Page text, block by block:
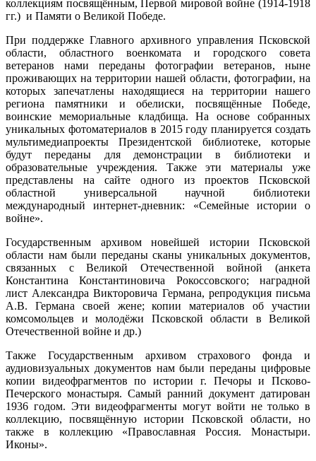
коллекциям посвящённым, Первой мировой войне (1914-1918
гг.) и Памяти о Великой Победе.
При поддержке Главного архивного управления Псковской
области, областного военкомата и городского совета
ветеранов нами переданы фотографии ветеранов, ныне
проживающих на территории нашей области, фотографии, на
которых запечатлены находящиеся на территории нашего
региона памятники и обелиски, посвящённые Победе,
воинские мемориальные кладбища. На основе собранных
уникальных фотоматериалов в 2015 году планируется создать
мультимедиапроекты Президентской библиотеке, которые
будут переданы для демонстрации в библиотеки и
образовательные учреждения. Также эти материалы уже
представлены на сайте одного из проектов Псковской
областной универсальной научной библиотеки
международный интернет-дневник: «Семейные истории о
войне».
Государственным архивом новейшей истории Псковской
области нам были переданы сканы уникальных документов,
связанных с Великой Отечественной войной (анкета
Константина Константиновича Рокоссовского; наградной
лист Александра Викторовича Германа, репродукция письма
А.В. Германа своей жене; копии материалов об участии
комсомольцев и молодёжи Псковской области в Великой
Отечественной войне и др.)
Также Государственным архивом страхового фонда и
аудиовизуальных документов нам были переданы цифровые
копии видеофрагментов по истории г. Печоры и Псково-
Печерского монастыря. Самый ранний документ датирован
1936 годом. Эти видеофрагменты могут войти не только в
коллекцию, посвящённую истории Псковской области, но
также в коллекцию «Православная Россия. Монастыри.
Иконы».